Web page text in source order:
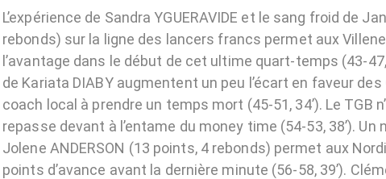
L’expérience de Sandra YGUERAVIDE et le sang froid de
rebonds) sur la ligne des lancers francs permet aux
l’avantage dans le début de cet ultime quart-temps (43-
de Kariata DIABY augmentent un peu l’écart en faveur
coach local à prendre un temps mort (45-51, 34’). Le TGB
repasse devant à l’entame du money time (54-53, 38’).
Jolene ANDERSON (13 points, 4 rebonds) permet aux
points d’avance avant la dernière minute (56-58, 39’).